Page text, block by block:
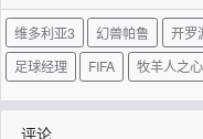
维多利亚3 幻兽帕鲁 开罗
足球经理
FIFA 牧羊人之心
评论